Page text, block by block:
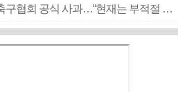
[속보] ‘심판 성접대’ 논란 축구협회 공식 사과…“현재는 부적절 행위 없어”